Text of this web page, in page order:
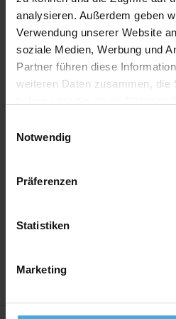
analysieren. Außerdem geben
Verwendung unserer Website
soziale Medien, Werbung und
Partner führen diese
weiteren Daten zusammen, die
Notwendig
Präferenzen
Statistiken
Marketing
Produkt Spezifikationen
Print:FineArt Giclée
baryt
Bilderrahmen Material:
Premium Ummantelung
montierten
Aufhänger: